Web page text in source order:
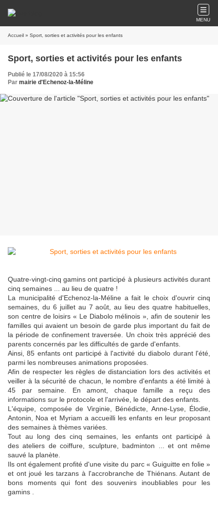
MENU
Accueil » Sport, sorties et activités pour les enfants
Sport, sorties et activités pour les enfants
Publié le 17/08/2020 à 15:56
Par mairie d'Echenoz-la-Méline
Quatre-vingt-cinq gamins ont participé à plusieurs activités durant
cinq semaines ... au lieu de quatre !
La municipalité d'Eche­noz-la-Méline a fait le choix d'ouvrir cinq
semaines, du 6 juillet au 7 août, au lieu des quatre habituelles,
son centre de loisirs « Le Diabolo mélinois », afin de soutenir les
familles qui avaient un besoin de garde plus important du fait de
la période de confinement traversée. Un choix très apprécié des
parents concernés par les difficultés de garde d'enfants.
Ainsi, 85 enfants ont participé à l'activité du diabolo durant l'été,
parmi les nombreuses animations proposées.
Afin de respecter les règles de distanciation lors des activités et
veiller à la sécurité de chacun, le nombre d'enfants a été limité à
45 par semaine. En amont, chaque famille a reçu des
informations sur le protocole et l'arrivée, le départ des enfants.
L'équipe, composée de Virginie, Bénédicte, Anne-Lyse, Élodie,
Antonin, Noa et Myriam a accueilli les enfants en leur proposant
des semaines à thèmes variées.
Tout au long des cinq semaines, les enfants ont participé à
des ateliers de coiffure, sculpture, badminton ... et ont même
sauvé la planète.
Ils ont également profité d'une visite du parc « Guiguitte en folie »
et ont joué les tarzans à l'accrobranche de Thiénans. Autant de
bons moments qui font des souvenirs inoubliables pour les
gamins .